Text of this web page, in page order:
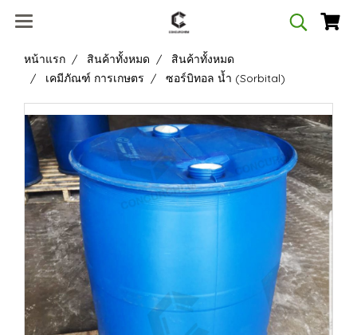
หน้าแรก สินค้าทั้งหมด
สินค้าทั้งหมด
เคมีภัณฑ์ การเกษตร
ซอร์บิทอล น้ำ (Sorbital)